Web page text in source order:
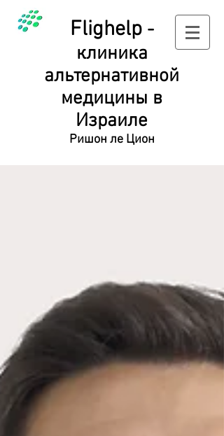
Flighelp-
клиника
альтернативной
медицины в
Израиле
Ришон ле Цион